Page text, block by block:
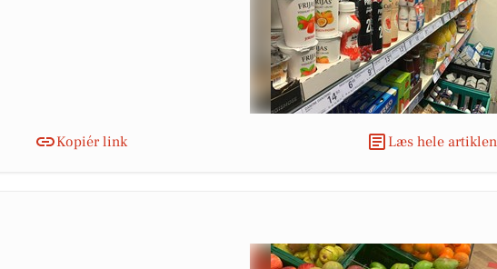
Kopiér link Læs hele